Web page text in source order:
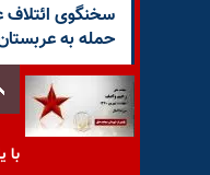
سخنگوی ائتلاف
حمله به
با